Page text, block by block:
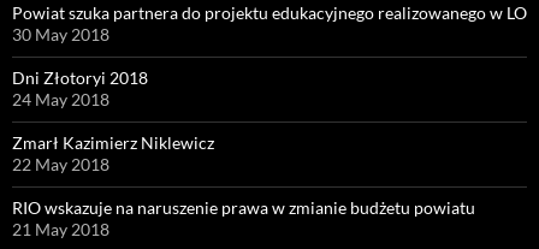
Powiat szuka partnera do projektu edukacyjnego realizowanego w LO
30 May 2018
Dni Złotoryi 2018
24 May 2018
Zmarł Kazimierz Niklewicz
22 May 2018
RIO wskazuje na naruszenie prawa w zmianie budżetu powiatu
21 May 2018